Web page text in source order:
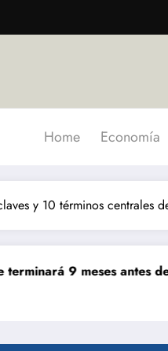
Home Economía
y 10 términos centrales
antes de lo previsto